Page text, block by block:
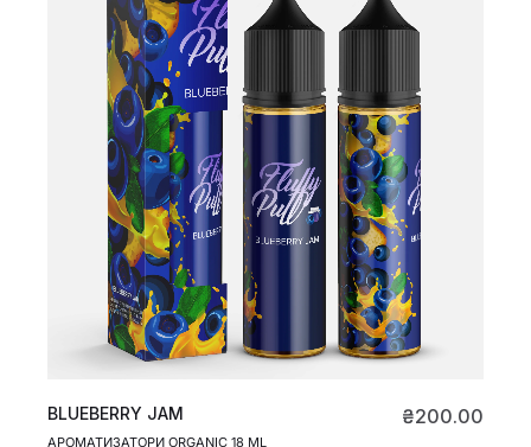
BLUEBERRY JAM
АРОМАТИЗАТОРИ ORGANIC 18 ML
₴200.00